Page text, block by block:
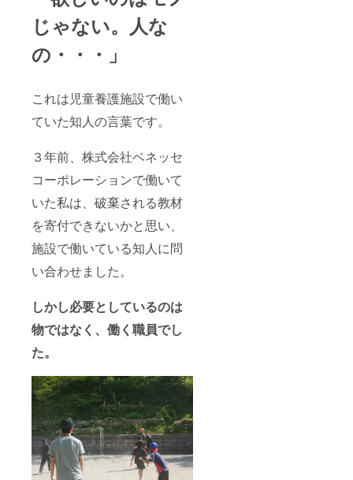
じゃない。人な
の・・・」
これは児童養護施設で働い
ていた知人の言葉です。
３年前、株式会社ベネッセ
コーポレーションで働いて
いた私は、破棄される教材
を寄付できないかと思い、
施設で働いている知人に問
い合わせました。
しかし必要としているのは
物ではなく、働く職員でし
た。